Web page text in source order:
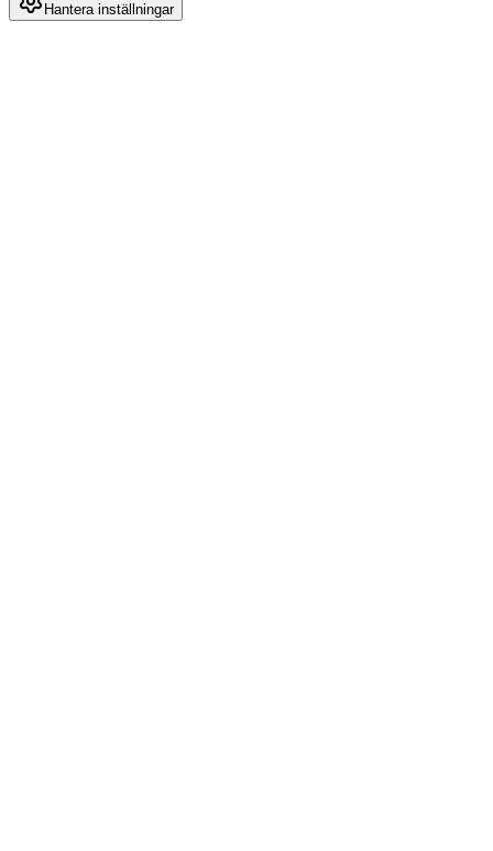
Hantera inställningar